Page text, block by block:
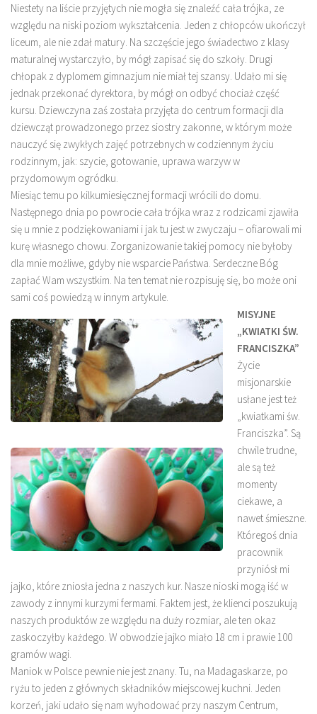
Niestety na liście przyjętych nie mogła się znaleźć cała trójka, ze
względu na niski poziom wykształcenia. Jeden z chłopców ukończył
liceum, ale nie zdał matury. Na szczęście jego świadectwo z klasy
maturalnej wystarczyło, by mógł zapisać się do szkoły. Drugi
chłopak z dyplomem gimnazjum nie miał tej szansy. Udało mi się
jednak przekonać dyrektora, by mógł on odbyć chociaż część
kursu. Dziewczyna zaś została przyjęta do centrum formacji dla
dziewcząt prowadzonego przez siostry zakonne, w którym może
nauczyć się zwykłych zajęć potrzebnych w codziennym życiu
rodzinnym, jak: szycie, gotowanie, uprawa warzyw w
przydomowym ogródku.
Miesiąc temu po kilkumiesięcznej formacji wrócili do domu.
Następnego dnia po powrocie cała trójka wraz z rodzicami zjawiła
się u mnie z podziękowaniami i jak tu jest w zwyczaju – ofiarowali mi
kurę własnego chowu. Zorganizowanie takiej pomocy nie byłoby
dla mnie możliwe, gdyby nie wsparcie Państwa. Serdeczne Bóg
zapłać Wam wszystkim. Na ten temat nie rozpisuję się, bo może oni
sami coś powiedzą w innym artykule.
MISYJNE
„KWIATKI ŚW.
FRANCISZKA”
Życie
misjonarskie
usłane jest też
„kwiatkami św.
Franciszka”. Są
chwile trudne,
ale są też
momenty
ciekawe, a
nawet śmieszne.
Któregoś dnia
pracownik
przyniósł mi
jajko, które zniosła jedna z naszych kur. Nasze nioski mogą iść w
zawody z innymi kurzymi fermami. Faktem jest, że klienci poszukują
naszych produktów ze względu na duży rozmiar, ale ten okaz
zaskoczyłby każdego. W obwodzie jajko miało 18 cm i prawie 100
gramów wagi.
Maniok w Polsce pewnie nie jest znany. Tu, na Madagaskarze, po
ryżu to jeden z głównych składników miejscowej kuchni. Jeden
korzeń, jaki udało się nam wyhodować przy naszym Centrum,